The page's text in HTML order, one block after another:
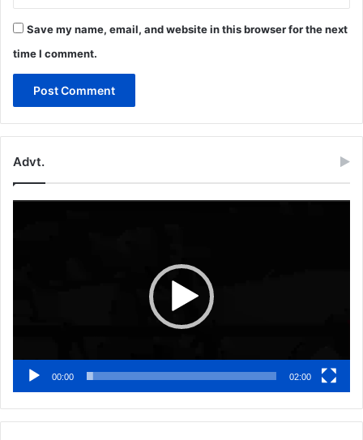
Save my name, email, and website in this browser for the next
time I comment.
Advt.
00:00 02:00